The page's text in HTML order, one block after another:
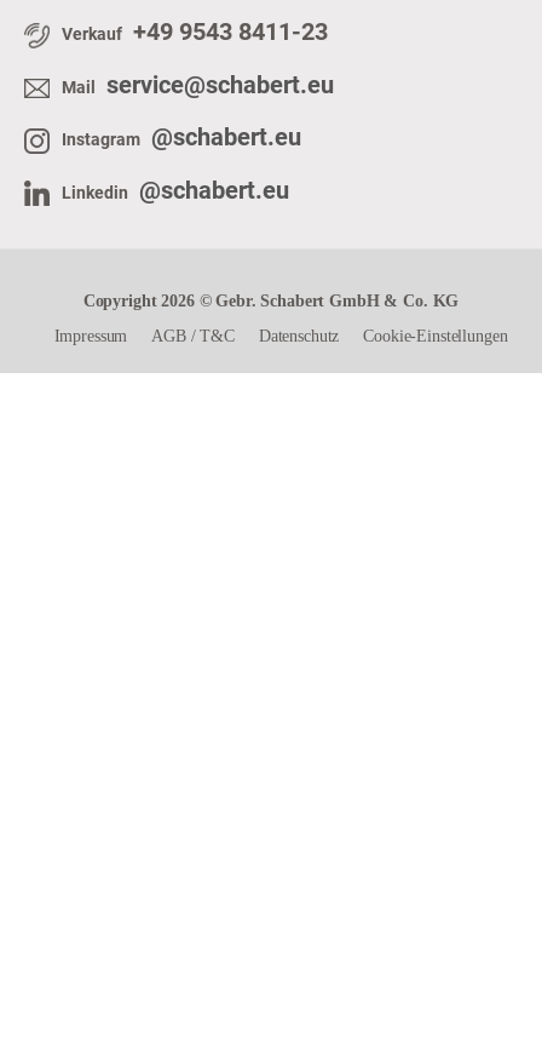
Verkauf +49 9543 8411-23
Mail service@schabert.eu
Instagram @schabert.eu
Linkedin @schabert.eu
Copyright 2026 © Gebr. Schabert GmbH & Co. KG
Impressum
AGB/T&C Datenschutz Cookie-Einstellungen